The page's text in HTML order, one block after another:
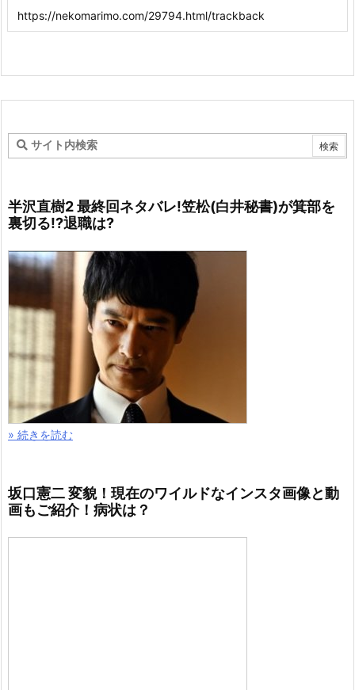
半沢直樹2 最終回ネタバレ!笠松(白井秘書)が箕部を
裏切る!?退職は?
» 続きを読む
坂口憲二 変貌！現在のワイルドなインスタ画像と動
画もご紹介！病状は？